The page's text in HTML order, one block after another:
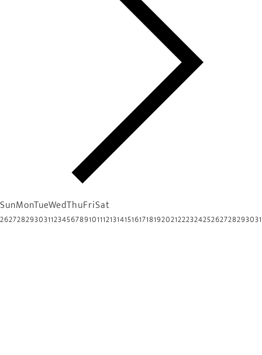
SunMonTueWedThuFriSat
26272829303112345678910111213141516171819202122232425262728293031